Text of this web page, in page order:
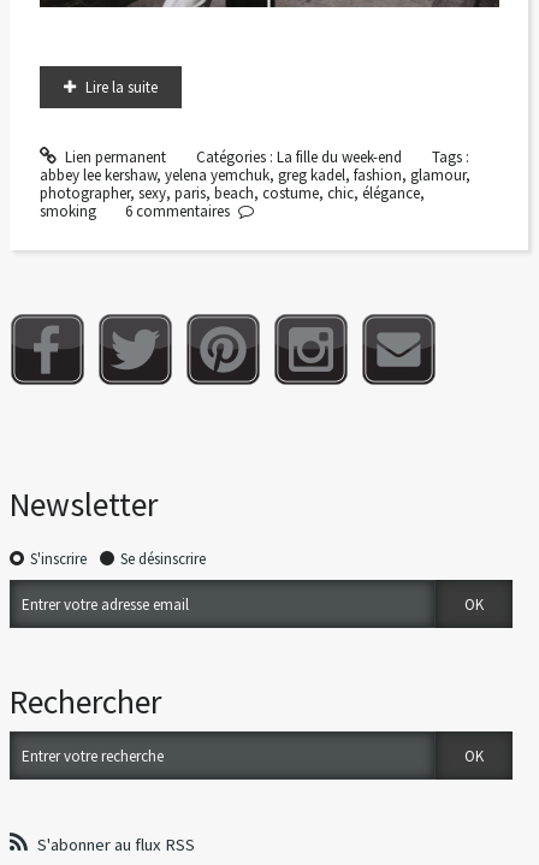
Lire la suite
Lien permanent Catégories : La fille du week-end
Tags :
abbey lee kershaw, yelena yemchuk, greg kadel, fashion, glamour,
photographer, sexy, paris, beach, costume, chic, élégance,
smoking
6commentaires
Newsletter
S'inscrire Se désinscrire
Rechercher
S'abonner au flux RSS